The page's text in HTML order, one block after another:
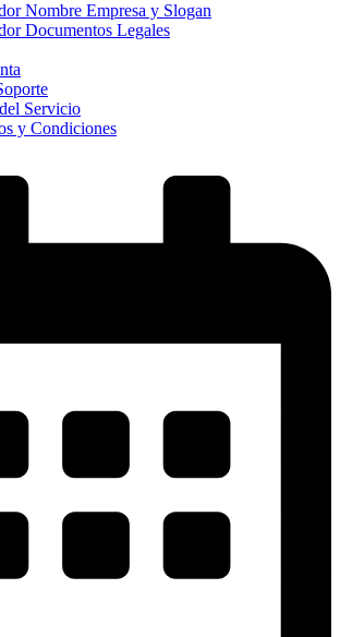
Nombre Empresa y Slogan
Documentos Legales
Servicio
y Condiciones